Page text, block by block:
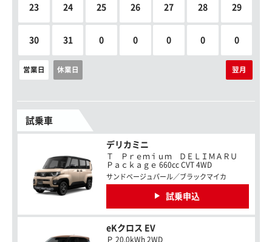
23 24 25 26 27 28 29
30 31 0 0 0 0 0
営業日 休業日 翌月
試乗車
デリカミニ
Ｔ Ｐｒｅｍｉｕｍ ＤＥＬＩＭＡＲＵ
Ｐａｃｋａｇｅ 660cc CVT 4WD
サンドベージュパール／ブラックマイカ
試乗申込
eKクロス EV
Ｐ 20.0kWh 2WD